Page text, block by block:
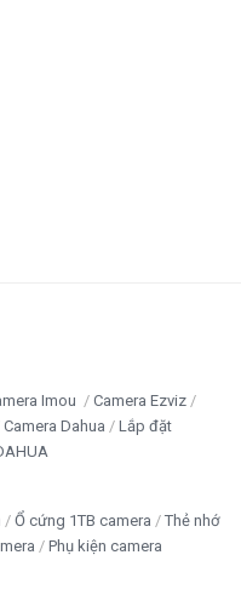
Imou
Camera Ezviz
Camera Dahua
Lắp đặt
Ổ cứng 1TB camera
Thẻ nhớ
Phụ kiện camera